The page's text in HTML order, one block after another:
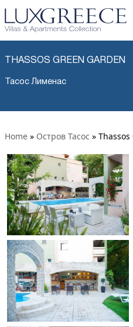
THASSOS GREEN GARDEN
Тасос Лименас
Home » Остров Тасос »